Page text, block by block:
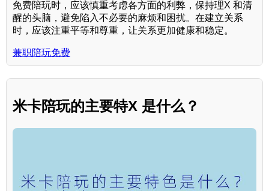
免费陪玩时，应该慎重考虑各方面的利弊，保持理X 和清
醒的头脑，避免陷入不必要的麻烦和困扰。在建立关系
时，应该注重平等和尊重，让关系更加健康和稳定。
兼职陪玩免费
米卡陪玩的主要特X 是什么？